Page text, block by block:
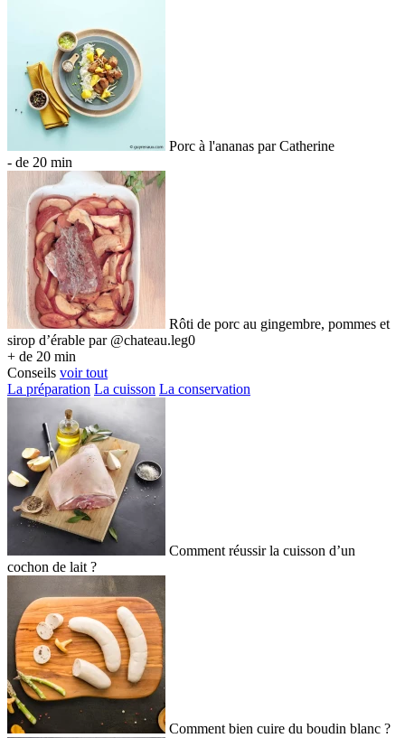
Porc à l'ananas par Catherine
- de 20 min
Rôti de porc au gingembre, pommes et
sirop d’érable par @chateau.leg0
+ de 20 min
Conseils voir tout
La préparation La cuisson La conservation
Comment réussir la cuisson d’un
cochon de lait ?
Comment bien cuire du boudin blanc ?